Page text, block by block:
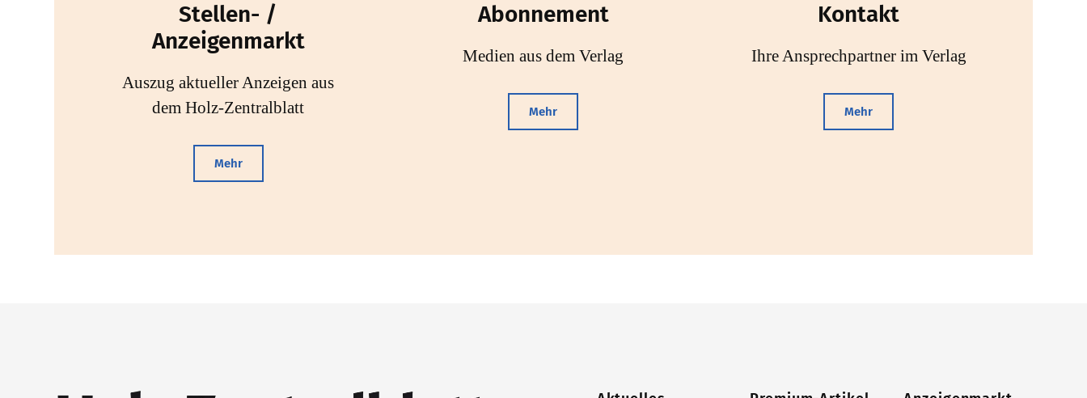
Stellen- /
Anzeigenmarkt
Auszug aktueller Anzeigen aus
dem Holz-Zentralblatt
Mehr
Abonnement
Medien aus dem Verlag
Mehr
Kontakt
Ihre Ansprechpartner im Verlag
Mehr